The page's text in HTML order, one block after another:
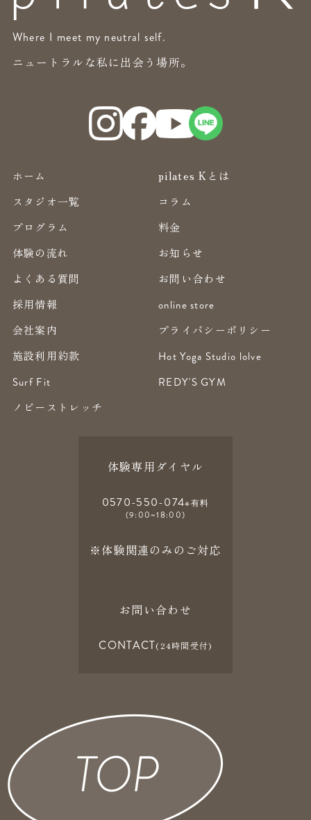
Where I meet my neutral self.
ニュートラルな私に出会う場所。
ホーム
pilates Kとは
スタジオ一覧
コラム
プログラム
料金
体験の流れ
お知らせ
よくある質問
お問い合わせ
採用情報
online store
会社案内
プライバシーポリシー
施設利用約款
Hot Yoga Studio lolve
Surf Fit
REDY'S GYM
ノビーストレッチ
体験専用ダイヤル
0570-550-074※有料
(9:00~18:00)
※体験関連のみのご対応
お問い合わせ
CONTACT(24時間受付)